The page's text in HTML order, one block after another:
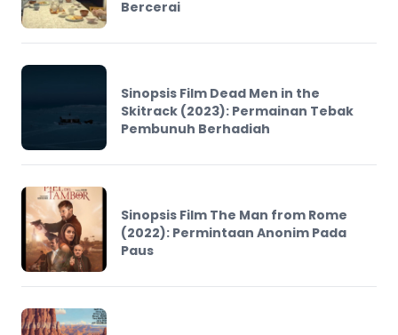
Bercerai
Sinopsis Film Dead Men in the
Skitrack (2023): Permainan Tebak
Pembunuh Berhadiah
Sinopsis Film The Man from Rome
(2022): Permintaan Anonim Pada
Paus